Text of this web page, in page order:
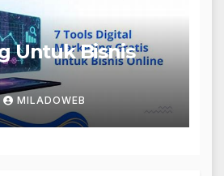
Untuk Bisnis
MILADOWEB